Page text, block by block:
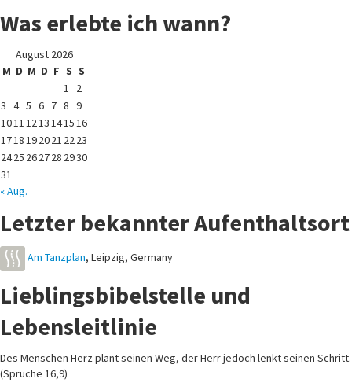
Was erlebte ich wann?
August 2026
M D M D F S S
1
2
3 4 5 6 7 8 9
10111213141516
1718192021 2223
2425 262728 2930
31
« Aug.
Letzter bekannter Aufenthaltsort
Am Tanzplan, Leipzig, Germany
Lieblingsbibelstelle und
Lebensleitlinie
Des Menschen Herz plant seinen Weg, der Herr jedoch lenkt seinen Schritt.
(Sprüche 16,9)